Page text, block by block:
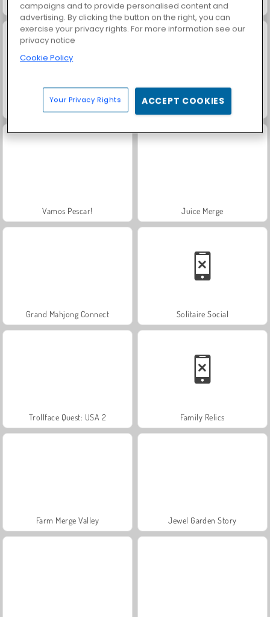
Royal Story Rummy World
Charm Farm
Vamos Pescar! Juice Merge
Grand Mahjong Connect Solitaire Social
Trollface Quest: USA 2 Family Relics
Farm Merge Valley Jewel Garden Story
campaigns and to provide personalised content and
advertising. By clicking the button on the right, you can
exercise your privacy rights. For more information see our
privacy notice
Cookie Policy
Your Privacy Rights ACCEPT COOKIES